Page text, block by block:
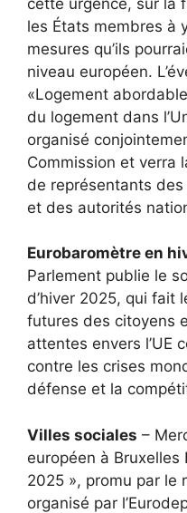
les États membres à
mesures qu’ils
niveau européen.
«Logement
du logement dans
organisé
Commission et verra
de représentants
et des autorités
Eurobaromètre en
Parlement publie le
d’hiver 2025, qui fait
futures des citoyens
attentes envers l’UE
contre les crises
défense et la
Villes sociales –
européen à Bruxelles
2025 », promu par le
organisé par